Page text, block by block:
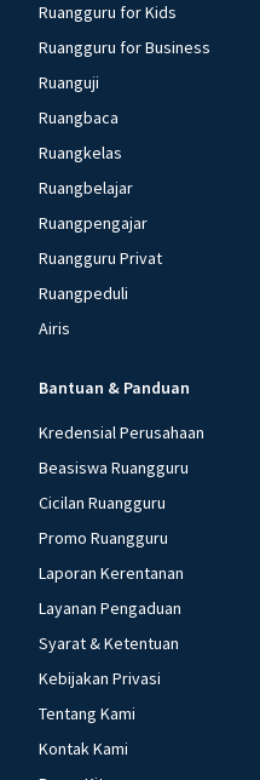
Ruangguru for Kids
Ruangguru for Business
Ruanguji
Ruangbaca
Ruangkelas
Ruangbelajar
Ruangpengajar
Ruangguru Privat
Ruangpeduli
Airis
Bantuan & Panduan
Kredensial Perusahaan
Beasiswa Ruangguru
Cicilan Ruangguru
Promo Ruangguru
Laporan Kerentanan
Layanan Pengaduan
Syarat & Ketentuan
Kebijakan Privasi
Tentang Kami
Kontak Kami